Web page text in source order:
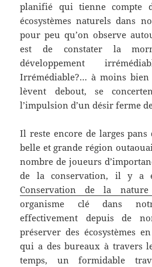
planifié qui tienne compte
écosystèmes naturels dans
pour peu qu’on observe
est de constater la
développement
Irrémédiable?… à moins bien
lèvent debout, se
l’impulsion d’un désir ferme
Il reste encore de larges
belle et grande région
nombre de joueurs
de la conservation, il y a
Conservation de la nature
organisme clé dans
effectivement depuis de
préserver des écosystèmes
qui a des bureaux à travers
temps, un formidable